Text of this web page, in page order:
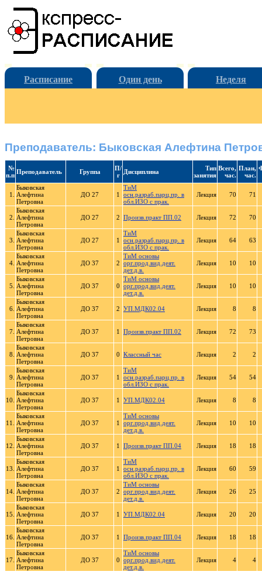
Расписание Один день Неделя
Преподаватель: Быковская Алефтина
№
п.п Преподаватель Группа
П/
г
Дисциплина
Тип
занятия
Всего,
час.
План,
час.
1.
Быковская
Алефтина
Петровна
ДО 27 1
ТиМ
осн.разраб.парц.пр. в
обл.ИЗО с прак.
Лекция 70 71
2.
Быковская
Алефтина
Петровна
ДО 27 2 Произв.практ ПП.02 Лекция 72 70
3.
Быковская
Алефтина
Петровна
ДО 27 1
ТиМ
осн.разраб.парц.пр. в
обл.ИЗО с прак.
Лекция 64 63
4.
Быковская
Алефтина
Петровна
ДО 37 2
ТиМ основы
орг.прод.вид.деят.
дет.д.в.
Лекция 10 10
5.
Быковская
Алефтина
Петровна
ДО 37 0
ТиМ основы
орг.прод.вид.деят.
дет.д.в.
Лекция 10 10
6.
Быковская
Алефтина
Петровна
ДО 37 2 УП.МДК02.04 Лекция 8 8
7.
Быковская
Алефтина
Петровна
ДО 37 1 Произв.практ ПП.02 Лекция 72 73
8.
Быковская
Алефтина
Петровна
ДО 37 0 Классный час Лекция 2 2
9.
Быковская
Алефтина
Петровна
ДО 37 1
ТиМ
осн.разраб.парц.пр. в
обл.ИЗО с прак.
Лекция 54 54
10.
Быковская
Алефтина
Петровна
ДО 37 1 УП.МДК02.04 Лекция 8 8
11.
Быковская
Алефтина
Петровна
ДО 37 1
ТиМ основы
орг.прод.вид.деят.
дет.д.в.
Лекция 10 10
12.
Быковская
Алефтина
Петровна
ДО 37 1 Произв.практ ПП.04 Лекция 18 18
13.
Быковская
Алефтина
Петровна
ДО 37 1
ТиМ
осн.разраб.парц.пр. в
обл.ИЗО с прак.
Лекция 60 59
14.
Быковская
Алефтина
Петровна
ДО 37 2
ТиМ основы
орг.прод.вид.деят.
дет.д.в.
Лекция 26 25
15.
Быковская
Алефтина
Петровна
ДО 37 1 УП.МДК02.04 Лекция 20 20
16.
Быковская
Алефтина
Петровна
ДО 37 1 Произв.практ ПП.04 Лекция 18 18
17.
Быковская
Алефтина
Петровна
ДО 37 0
ТиМ основы
орг.прод.вид.деят.
дет.д.в.
Лекция 4 4